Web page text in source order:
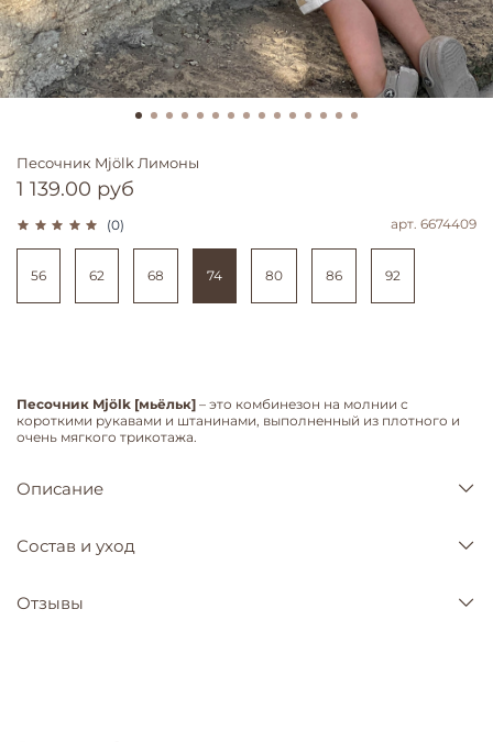
(0) арт. 6674409
Песочник Mjölk Лимоны
1 139.00 руб
56 62 68 74 80 86 92
Песочник Mjölk [мьёльк] – это комбинезон на молнии с
короткими рукавами и штанинами, выполненный из плотного и
очень мягкого трикотажа.
Описание
Состав и уход
Отзывы